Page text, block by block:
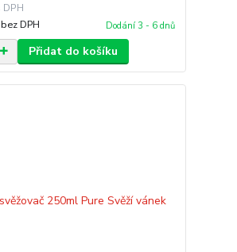
bez DPH Dodání 3 - 6 dnů
Přidat do košíku